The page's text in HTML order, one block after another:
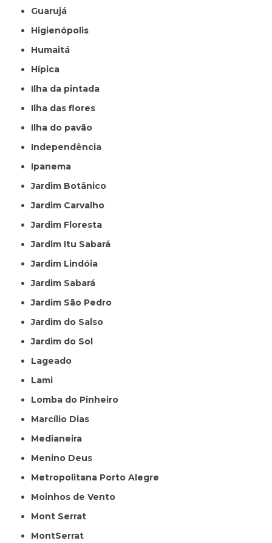
Guarujá
Higienópolis
Humaitá
Hípica
Ilha da pintada
Ilha das flores
Ilha do pavão
Independência
Ipanema
Jardim Botânico
Jardim Carvalho
Jardim Floresta
Jardim Itu Sabará
Jardim Lindóia
Jardim Sabará
Jardim São Pedro
Jardim do Salso
Jardim do Sol
Lageado
Lami
Lomba do Pinheiro
Marcílio Dias
Medianeira
Menino Deus
Metropolitana Porto Alegre
Moinhos de Vento
Mont Serrat
MontSerrat